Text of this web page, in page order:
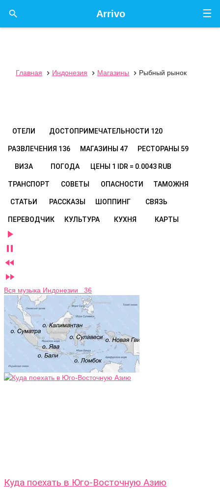
☰
Arrivo

Главная  Индонезия  Магазины  Рыбный рынок
ОТЕЛИ ДОСТОПРИМЕЧАТЕЛЬНОСТИ 120
РАЗВЛЕЧЕНИЯ 136 МАГАЗИНЫ 47 РЕСТОРАНЫ 59
ВИЗА ПОГОДА ЦЕНЫ 1 IDR = 0.0043 RUB
ТРАНСПОРТ СОВЕТЫ ОПАСНОСТИ ТАМОЖНЯ
СТАТЬИ РАССКАЗЫ ШОППИНГ СВЯЗЬ
ПЕРЕВОДЧИК КУЛЬТУРА КУХНЯ КАРТЫ




Вся музыка Индонезии 36
Куда поехать в Юго-Восточную Азию